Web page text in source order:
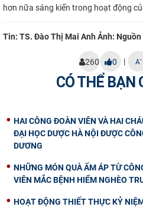
hơn nữa sáng kiến trong hoạt động
Tin: TS. Đào Thị Mai Anh Ảnh:
260 0 | A-
CÓ THỂ BẠN
HAI CÔNG ĐOÀN VIÊN VÀ HAI
ĐẠI HỌC DƯỢC HÀ NỘI ĐƯỢC
DƯƠNG
NHỮNG MÓN QUÀ ẤM ÁP TỪ
VIÊN MẮC BỆNH HIỂM NGHÈO
HOẠT ĐỘNG THIẾT THỰC KỶ